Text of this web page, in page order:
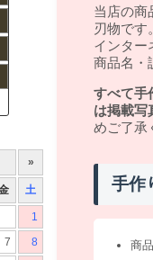
当店の商
刃物です。
インター
商品名・
すべて手
は掲載写
めご了承
手作
商